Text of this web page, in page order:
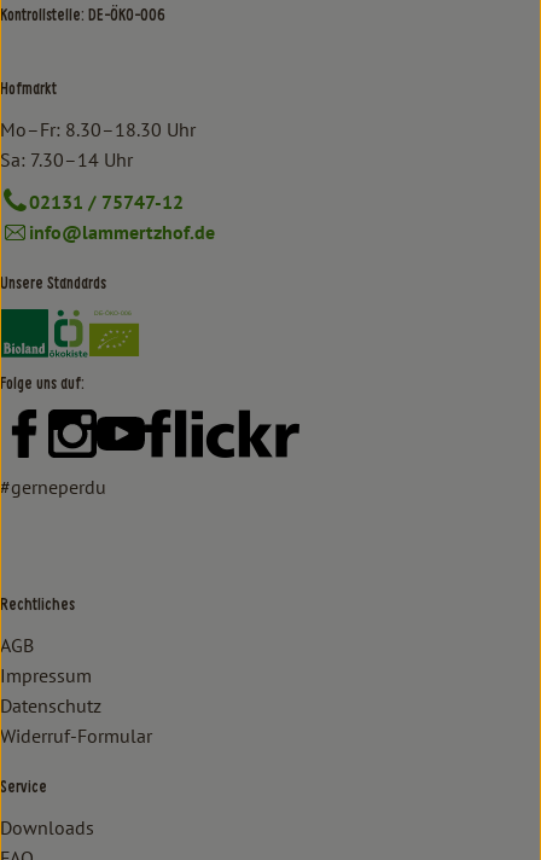
Kontrollstelle: DE-ÖKO-006
Hofmarkt
Mo–Fr: 8.30–18.30 Uhr
Sa: 7.30–14 Uhr
02131 / 75747-12
info@lammertzhof.de
Unsere Standards
Externer Link zu https://www.bioland.de/verbraucher
Externer Link zu https://www.oekokiste.de/
Folge uns auf:
Externer Link zu https://www.facebook.com/lammertzhof/
Externer Link zu https://www.instagram.com/
Externer Link zu https://www.youtube.com/
Externer Link zu https://
#gerneperdu
Rechtliches
AGB
Impressum
Datenschutz
Widerruf-Formular
Service
Downloads